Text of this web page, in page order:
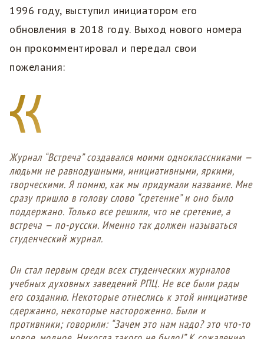
1996 году, выступил инициатором его
обновления в 2018 году. Выход нового номера
он прокомментировал и передал свои
пожелания:
Журнал “Встреча” создавался моими одноклассниками —
людьми не равнодушными, инициативными, яркими,
творческими. Я помню, как мы придумали название. Мне
сразу пришло в голову слово “сретение” и оно было
поддержано. Только все решили, что не сретение, а
встреча — по-русски. Именно так должен называться
студенческий журнал.
Он стал первым среди всех студенческих журналов
учебных духовных заведений РПЦ. Не все были рады
его созданию. Некоторые отнеслись к этой инициативе
сдержанно, некоторые настороженно. Были и
противники; говорили: “Зачем это нам надо? это что-то